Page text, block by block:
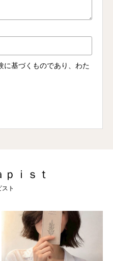
に基づくものであり、わた
ｐｉｓｔ
ト